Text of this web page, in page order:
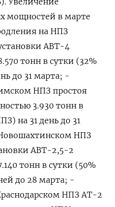
мощностей в марте
на НПЗ
АВТ-4
тонн в сутки (32%
до 31 марта; -
НПЗ простоя
3.930 тонн в
на 31 день до 31
НПЗ
АВТ-2,5-2
тонн в сутки (50%
до 28 марта; -
НПЗ АТ-2